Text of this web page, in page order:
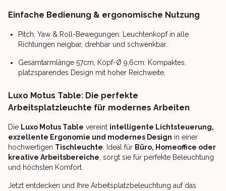
Einfache Bedienung & ergonomische Nutzung
Pitch, Yaw & Roll-Bewegungen: Leuchtenkopf in alle
Richtungen neigbar, drehbar und schwenkbar.
Gesamtarmlänge 57cm, Kopf-Ø 9,6cm: Kompaktes,
platzsparendes Design mit hoher Reichweite.
Luxo Motus Table: Die perfekte
Arbeitsplatzleuchte für modernes Arbeiten
Die Luxo Motus Table vereint intelligente Lichtsteuerung,
exzellente Ergonomie und modernes Design in einer
hochwertigen Tischleuchte . Ideal für Büro, Homeoffice oder
kreative Arbeitsbereiche , sorgt sie für perfekte Beleuchtung
und höchsten Komfort.
Jetzt entdecken und Ihre Arbeitsplatzbeleuchtung auf das